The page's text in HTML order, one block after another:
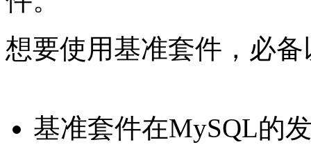
想要使用基准套件，必
基准套件在MySQL的